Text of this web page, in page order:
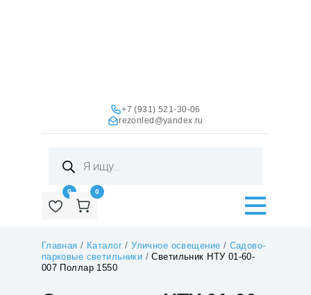
+7 (931) 521-30-06
rezonled@yandex.ru
товаров
0 0
Главная / Каталог/Уличное освещение / Садово-
парковые светильники /Светильник НТУ 01-60-
007 Поллар 1550